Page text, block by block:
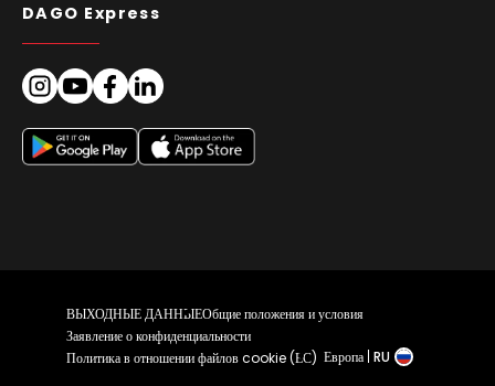
DAGO Express
ВЫХОДНЫЕ ДАННЫЕОбщие положения и условия
Заявление о конфиденциальности
Политика в отношении файлов cookie (ЕС) Европа RU